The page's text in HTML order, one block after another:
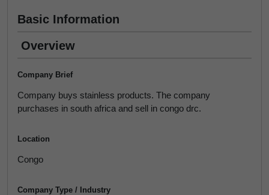
Basic Information
Overview
Company Brief
Company buys stainless products. The company
purchases in south africa and sell in congo drc.
Location
Congo
Company Type / Industry